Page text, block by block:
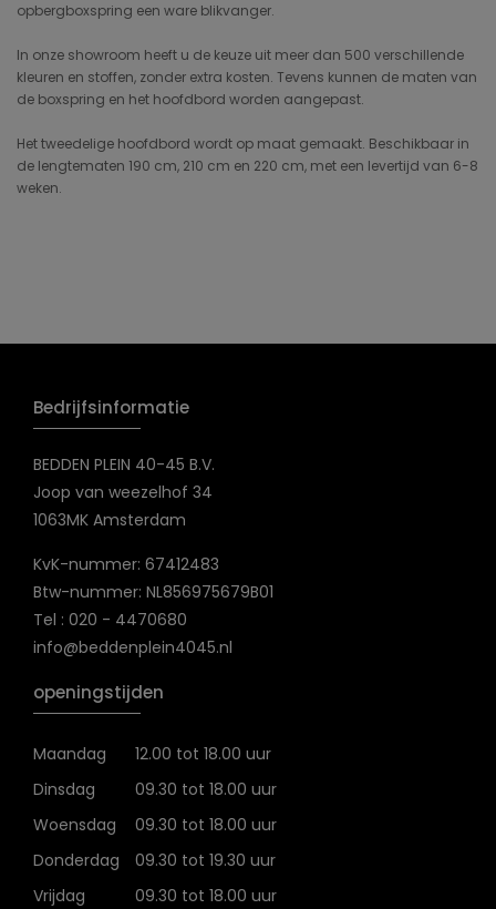
opbergboxspring een ware blikvanger.
In onze showroom heeft u de keuze uit meer dan 500 verschillende
kleuren en stoffen, zonder extra kosten. Tevens kunnen de maten van
de boxspring en het hoofdbord worden aangepast.
Het tweedelige hoofdbord wordt op maat gemaakt. Beschikbaar in
de lengtematen 190 cm, 210 cm en 220 cm, met een levertijd van 6-8
weken.
Bedrijfsinformatie
BEDDEN PLEIN 40-45 B.V.
Joop van weezelhof 34
1063MK Amsterdam
KvK-nummer: 67412483
Btw-nummer: NL856975679B01
Tel : 020 - 4470680
info@beddenplein4045.nl
openingstijden
Maandag
12.00 tot 18.00 uur
Dinsdag
09.30 tot 18.00 uur
Woensdag
09.30 tot 18.00 uur
Donderdag
09.30 tot 19.30 uur
Vrijdag
09.30 tot 18.00 uur